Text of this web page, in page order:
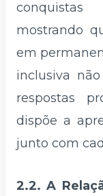
mostrando
em
inclusiva
respostas
dispõe a
junto com
2.2. A